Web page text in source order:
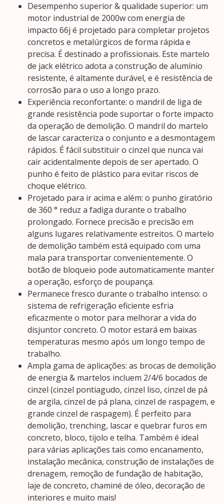
Desempenho superior & qualidade superior: um
motor industrial de 2000w com energia de
impacto 66j é projetado para completar projetos
concretos e metalúrgicos de forma rápida e
precisa. É destinado a profissionais. Este martelo
de jack elétrico adota a construção de alumínio
resistente, é altamente durável, e é resistência de
corrosão para o uso a longo prazo.
Experiência reconfortante: o mandril de liga de
grande resistência pode suportar o forte impacto
da operação de demolição. O mandril do martelo
de lascar caracteriza o conjunto e a desmontagem
rápidos. É fácil substituir o cinzel que nunca vai
cair acidentalmente depois de ser apertado. O
punho é feito de plástico para evitar riscos de
choque elétrico.
Projetado para ir acima e além: o punho giratório
de 360 ° reduz a fadiga durante o trabalho
prolongado. Fornece precisão e precisão em
alguns lugares relativamente estreitos. O martelo
de demolição também está equipado com uma
mala para transportar convenientemente. O
botão de bloqueio pode automaticamente manter
a operação, esforço de poupança.
Permanece fresco durante o trabalho intenso: o
sistema de refrigeração eficiente esfria
eficazmente o motor para melhorar a vida do
disjuntor concreto. O motor estará em baixas
temperaturas mesmo após um longo tempo de
trabalho.
Ampla gama de aplicações: as brocas de demolição
de energia & martelos incluem 2/4/6 bocados de
cinzel (cinzel pontiagudo, cinzel liso, cinzel de pá
de argila, cinzel de pá plana, cinzel de raspagem, e
grande cinzel de raspagem). É perfeito para
demolição, trenching, lascar e quebrar furos em
concreto, bloco, tijolo e telha. Também é ideal
para várias aplicações tais como encanamento,
instalação mecânica, construção de instalações de
drenagem, remoção de fundação de habitação,
laje de concreto, chaminé de óleo, decoração de
interiores e muito mais!